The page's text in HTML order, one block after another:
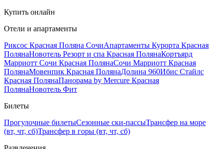
Купить онлайн
Отели и апартаменты
Риксос Красная Поляна СочиАпартаменты Курорта Красная
ПолянаНовотель Резорт и спа Красная ПолянаКортъярд
Марриотт Сочи Красная ПолянаСочи Марриотт Красная
ПолянаМовенпик Красная ПолянаДолина 960Ибис Стайлс
Красная ПолянаПанорама by Mercure Красная
ПолянаНовотель Фит
Билеты
Прогулочные билетыСезонные ски-пассыТрансфер на море
(вт, чт, сб)Трансфер в горы (вт, чт, сб)